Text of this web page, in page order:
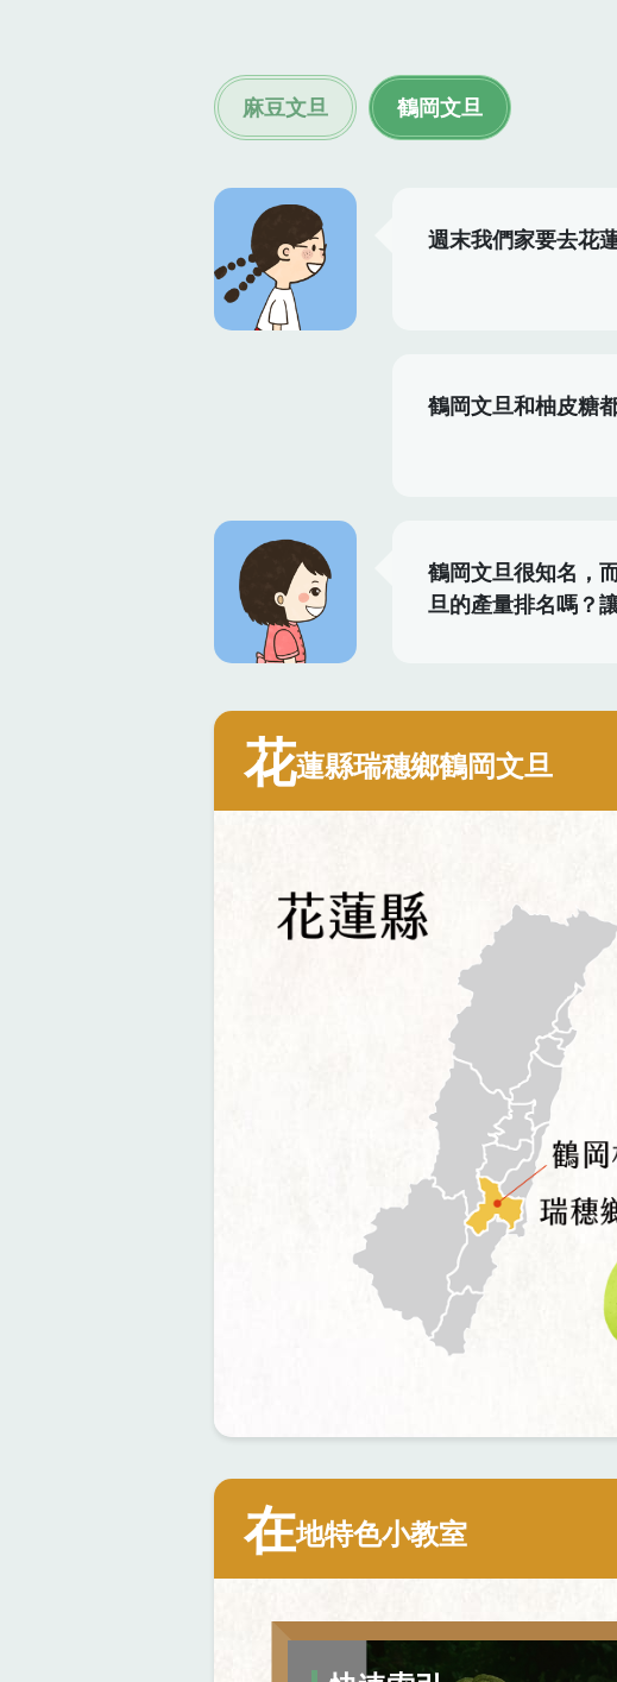
麻豆文旦 鶴岡文旦
週末我們家要去花
鶴岡文旦和柚皮糖
鶴岡文旦很知名，
旦的產量排名嗎？
花蓮縣瑞穗鄉鶴岡文旦
在地特色小教室